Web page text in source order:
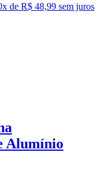
x de R$ 48,99 sem juros
Alumínio